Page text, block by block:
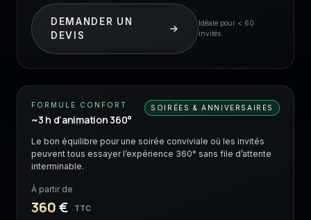
DEMANDER UN
DEVIS
Idéale pour < 60
invités.
FORMULE CONFORT
~3 h d’animation 360°
SOIRÉES & ANNIVERSAIRES
Le bon équilibre pour une soirée conviviale où les invités
peuvent tous essayer l’expérience 360° sans file d’attente
interminable.
À partir de
360€ TTC